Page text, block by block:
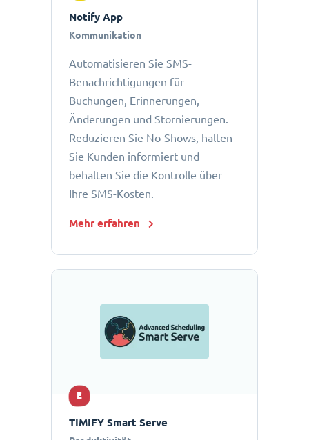
Notify App
Kommunikation
Automatisieren Sie SMS-
Benachrichtigungen für
Buchungen, Erinnerungen,
Änderungen und Stornierungen.
Reduzieren Sie No-Shows, halten
Sie Kunden informiert und
behalten Sie die Kontrolle über
Ihre SMS-Kosten.
Mehr erfahren
E
TIMIFY Smart Serve